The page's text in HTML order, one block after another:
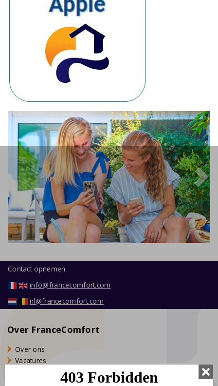
Contact opnemen:
info@francecomfort.com
nl@francecomfort.com
Over FranceComfort
Over ons
Vacatures